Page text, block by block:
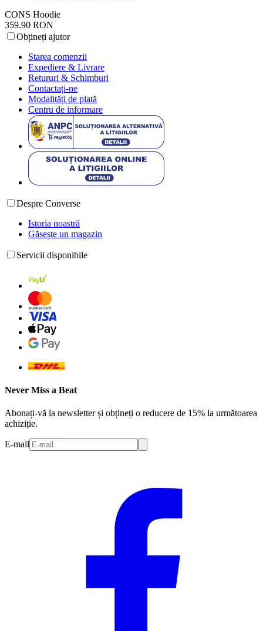
CONS Hoodie
359.90 RON
Obțineți ajutor
Starea comenzii
Expediere & Livrare
Retururi & Schimburi
Contactați-ne
Modalități de plată
Centru de informare
Despre Converse
Istoria noastră
Găsește un magazin
Servicii disponibile
Never Miss a Beat
Abonați-vă la newsletter și obțineți o reducere de 15% la următoarea
achiziție.
E-mail